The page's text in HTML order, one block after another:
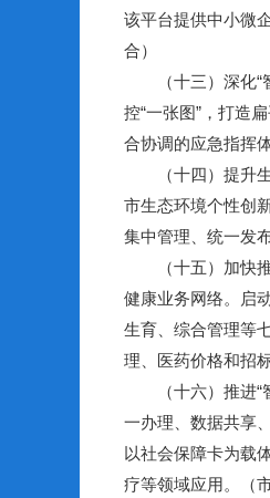
该平台提供中小微
合）
（十三）深化“智
控“一张图”，打造
合协调的应急指挥
（十四）提升生
市生态环境个性创
集中管理、统一发
（十五）加快推
健康业务网络。启
生育、综合管理等
理、医药价格和招
（十六）推进“智
一办理、数据共享
以社会保障卡为载
疗等领域应用。（